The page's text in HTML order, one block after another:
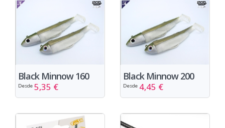
Black Minnow 160
Desde 5,35 €
Black Minnow 200
Desde 4,45 €